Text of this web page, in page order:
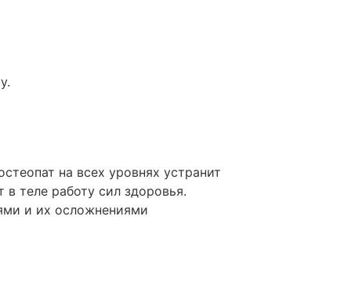
на всех уровнях устранит
теле работу сил здоровья.
и их осложнениями